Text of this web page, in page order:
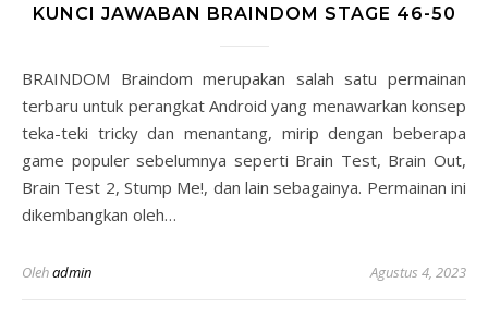
KUNCI JAWABAN BRAINDOM STAGE 46-50
BRAINDOM Braindom merupakan salah satu permainan
terbaru untuk perangkat Android yang menawarkan konsep
teka-teki tricky dan menantang, mirip dengan beberapa
game populer sebelumnya seperti Brain Test, Brain Out,
Brain Test 2, Stump Me!, dan lain sebagainya. Permainan ini
dikembangkan oleh…
Olehadmin Agustus 4, 2023